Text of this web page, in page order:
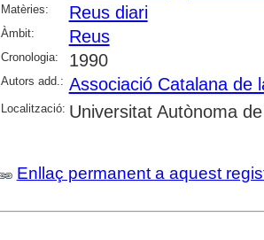
Matèries: Reus diari
Àmbit: Reus
Cronologia: 1990
Autors add.: Associació Catalana de
Localització: Universitat Autònoma
Enllaç permanent a aquest